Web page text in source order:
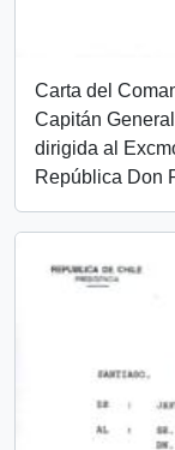
Carta del
Capitán
dirigida al
República Don